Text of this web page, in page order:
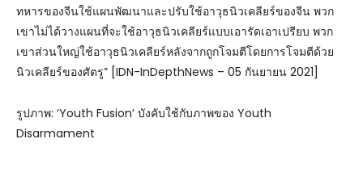
ทหารของจีนใช้แผนพัฒนาและปรับใช้อาวุธนิวเคลียร์ของจีน พวก
เขาไม่ได้วางแผนที่จะใช้อาวุธนิวเคลียร์แบบเอารัดเอาเปรียบ พวก
เขาส่วนใหญ่ใช้อาวุธนิวเคลียร์หลังจากถูกโจมตีโดยการโจมตีด้วย
นิวเคลียร์ของศัตรู” [IDN-InDepthNews – 05 กันยายน 2021]
รูปภาพ: ‘Youth Fusion’ บังคับใช้กับภาพของ Youth
Disarmament